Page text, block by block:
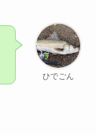
ひでごん